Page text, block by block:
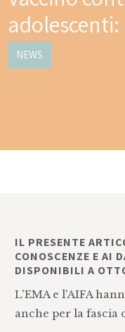
adolescenti:
NEWS
IL PRESENTE
CONOSCENZE E AI
DISPONIBILI A
L'EMA e l'AIFA
anche per la fascia